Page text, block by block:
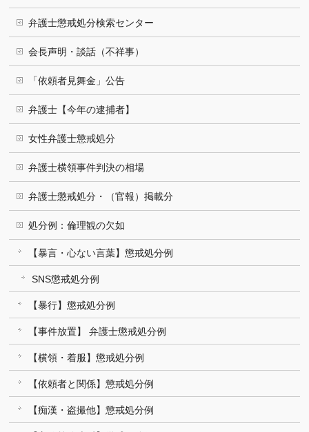
弁護士懲戒処分検索センター
会長声明・談話（不祥事）
「依頼者見舞金」公告
弁護士【今年の逮捕者】
女性弁護士懲戒処分
弁護士横領事件判決の相場
弁護士懲戒処分・（官報）掲載分
処分例：倫理観の欠如
【暴言・心ない言葉】懲戒処分例
SNS懲戒処分例
【暴行】懲戒処分例
【事件放置】 弁護士懲戒処分例
【横領・着服】懲戒処分例
【依頼者と関係】懲戒処分例
【痴漢・盗撮他】懲戒処分例